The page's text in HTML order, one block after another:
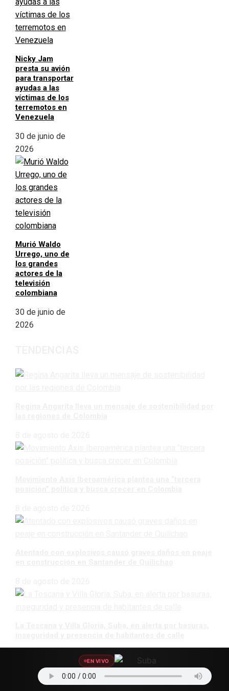
Nicky Jam
presta su avión
para transportar
ayudas a las
víctimas de los
terremotos en
Venezuela
30 de junio de
2026
Murió Waldo
Urrego, uno de
los grandes
actores de la
televisión
colombiana
30 de junio de
2026
8 de agosto de 2026
EN VIVO